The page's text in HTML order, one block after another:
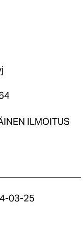
ILMOITUS
03-25